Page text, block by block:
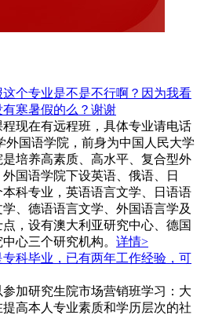
个专业是不是不行啊？因为我看
寒暑假的么？谢谢
现在有远程班，具体专业请电话
外国语学院，前身为中国人民大学
培养高素质、高水平、复合型外
国语学院下设英语、俄语、日
科专业，英语语言文学、日语语
、德语语言文学、外国语言学及
，设有澳大利亚研究中心、德国
心三个研究机构。 详情>
科毕业，已有两年工作经验，可
加研究生院市场营销班学习：大
高本人专业素质和学历层次的社